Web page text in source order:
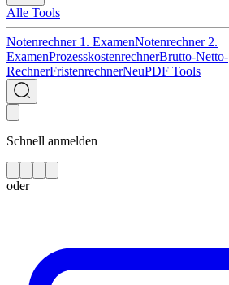
Alle Tools
Notenrechner 1. ExamenNotenrechner 2.
ExamenProzesskostenrechnerBrutto-Netto-
RechnerFristenrechnerNeuPDF Tools
Schnell anmelden
oder